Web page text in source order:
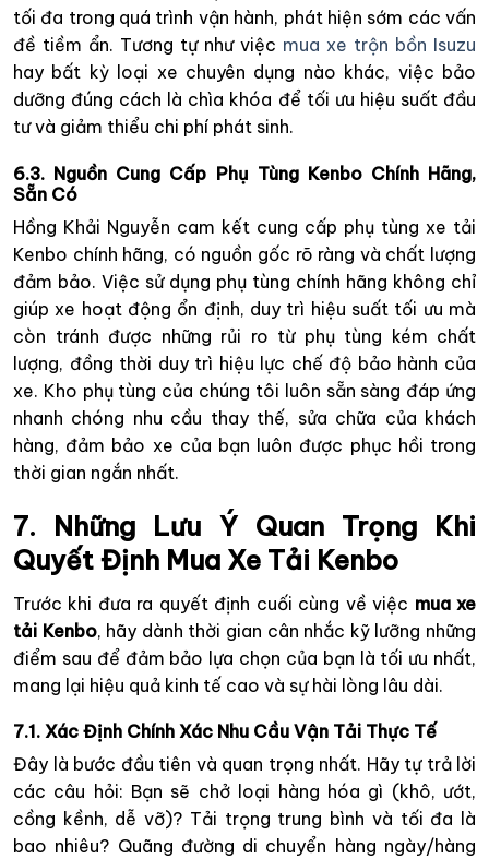
tối đa trong quá trình vận hành, phát hiện sớm các vấn
đề tiềm ẩn. Tương tự như việc mua xe trộn bồn Isuzu
hay bất kỳ loại xe chuyên dụng nào khác, việc bảo
dưỡng đúng cách là chìa khóa để tối ưu hiệu suất đầu
tư và giảm thiểu chi phí phát sinh.
6.3. Nguồn Cung Cấp Phụ Tùng Kenbo Chính Hãng,
Sẵn Có
Hồng Khải Nguyễn cam kết cung cấp phụ tùng xe tải
Kenbo chính hãng, có nguồn gốc rõ ràng và chất lượng
đảm bảo. Việc sử dụng phụ tùng chính hãng không chỉ
giúp xe hoạt động ổn định, duy trì hiệu suất tối ưu mà
còn tránh được những rủi ro từ phụ tùng kém chất
lượng, đồng thời duy trì hiệu lực chế độ bảo hành của
xe. Kho phụ tùng của chúng tôi luôn sẵn sàng đáp ứng
nhanh chóng nhu cầu thay thế, sửa chữa của khách
hàng, đảm bảo xe của bạn luôn được phục hồi trong
thời gian ngắn nhất.
7. Những Lưu Ý Quan Trọng Khi
Quyết Định Mua Xe Tải Kenbo
Trước khi đưa ra quyết định cuối cùng về việc mua xe
tải Kenbo, hãy dành thời gian cân nhắc kỹ lưỡng những
điểm sau để đảm bảo lựa chọn của bạn là tối ưu nhất,
mang lại hiệu quả kinh tế cao và sự hài lòng lâu dài.
7.1. Xác Định Chính Xác Nhu Cầu Vận Tải Thực Tế
Đây là bước đầu tiên và quan trọng nhất. Hãy tự trả lời
các câu hỏi: Bạn sẽ chở loại hàng hóa gì (khô, ướt,
cồng kềnh, dễ vỡ)? Tải trọng trung bình và tối đa là
bao nhiêu? Quãng đường di chuyển hàng ngày/hàng